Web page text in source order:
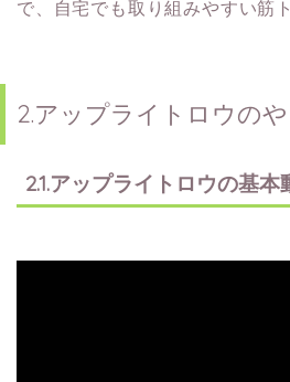
で、自宅でも取り組みやすい筋
2.アップライトロウの
2.1.アップライトロウの基本